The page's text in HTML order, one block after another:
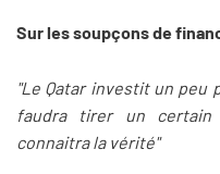
Sur les soupçons de
"Le Qatar investit un peu
faudra tirer un certain
connaitra la vérité"